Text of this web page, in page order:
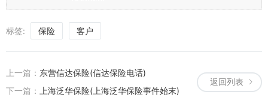
保险意识，了解保险知识，以便更好地选择适合自己的保险产品。
标签: 保险 客户
返回列表
上一篇： 东营信达保险(信达保险电话)
下一篇：
上海泛华保险(上海泛华保险事件始末)